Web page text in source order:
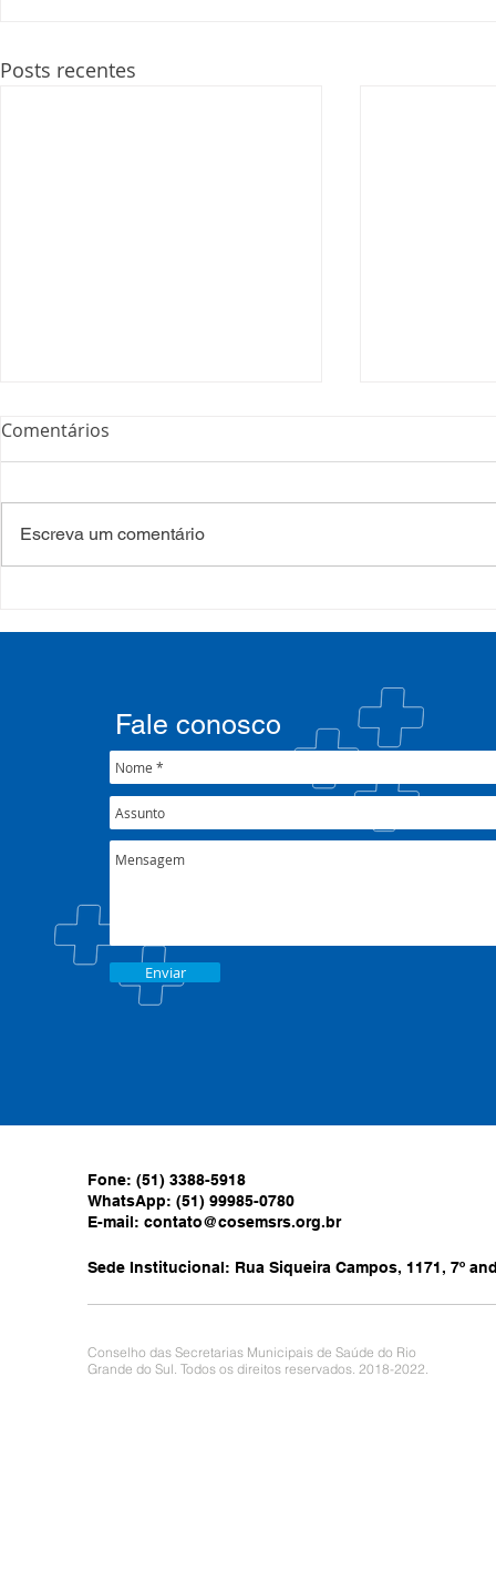
Posts recentes
COSEMS/RS reúne gestores
Nacional do CONASEMS
participa
Patrulha
pública
Comentários
Escreva um comentário
Enviar
Fale conosco
Fone: (51) 3388-5918
WhatsApp: (51) 99985-0780
E-mail: contato@cosemsrs.org.br
Sede Institucional: Rua Siqueira Campos, 1171, 7º
Conselho das Secretarias Municipais de Saúde do Rio
Grande do Sul. Todos os direitos reservados. 2018-2022.